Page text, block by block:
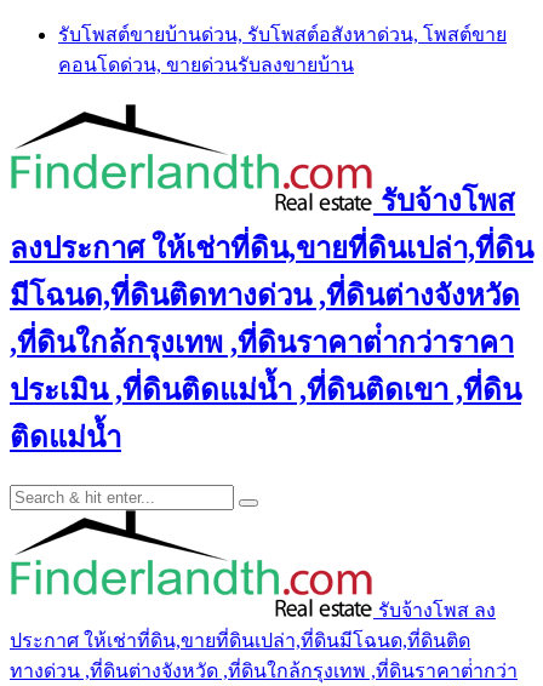
Skip
content
รับโพสต์ขายบ้านด่วน, รับโพสต์อสังหาด่วน, โพสต์ขาย
คอนโดด่วน, ขายด่วนรับลงขายบ้าน
รับจ้างโพส
ลงประกาศ ให้เช่าที่ดิน,ขายที่ดินเปล่า,ที่ดิน
มีโฉนด,ที่ดินติดทางด่วน ,ที่ดินต่างจังหวัด
,ที่ดินใกล้กรุงเทพ ,ที่ดินราคาต่ํากว่าราคา
ประเมิน ,ที่ดินติดแม่น้ำ ,ที่ดินติดเขา ,ที่ดิน
ติดแม่น้ำ
รับจ้างโพส ลง
ประกาศ ให้เช่าที่ดิน,ขายที่ดินเปล่า,ที่ดินมีโฉนด,ที่ดินติด
ทางด่วน ,ที่ดินต่างจังหวัด ,ที่ดินใกล้กรุงเทพ ,ที่ดินราคาต่ํากว่า